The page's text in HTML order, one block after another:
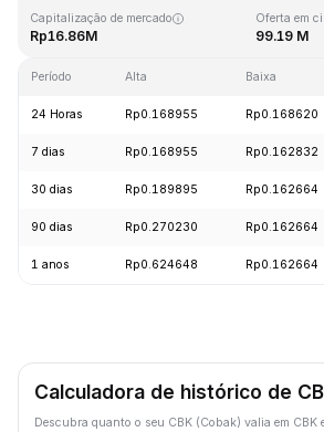
Capitalização de mercado
Rp16.86M
Oferta em
99.19 M
Período Alta Baixa
24 Horas Rp0.168955 Rp0.168620
7 dias Rp0.168955 Rp0.162832
30 dias Rp0.189895 Rp0.162664
90 dias Rp0.270230 Rp0.162664
1 anos Rp0.624648 Rp0.162664
Calculadora de histórico de
Descubra quanto o seu CBK (Cobak) valia em CBK